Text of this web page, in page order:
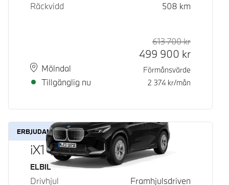
Räckvidd
508 km
PlatsMölndal
Leveranstid
Tillgänglig nu
Rek. ord
613 700kr
499 900 kr
Förmånsvärde
2 374 kr/mån
ERBJUDANDE
iX1 eDrive20
Bränsle
ELBIL
Drivhjul
Framhjulsdriven